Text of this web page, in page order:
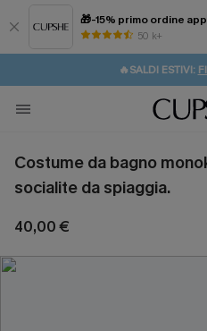
🎁-15% primo ordine app
50 k+
⚡️-15% SUGLI ESSENZIALI
🔥SALDI ESTIVI:
🚚SPEDIZIONE
💌REGALO PER I
Costume da bagno
socialite da spiaggia.
40,00 €